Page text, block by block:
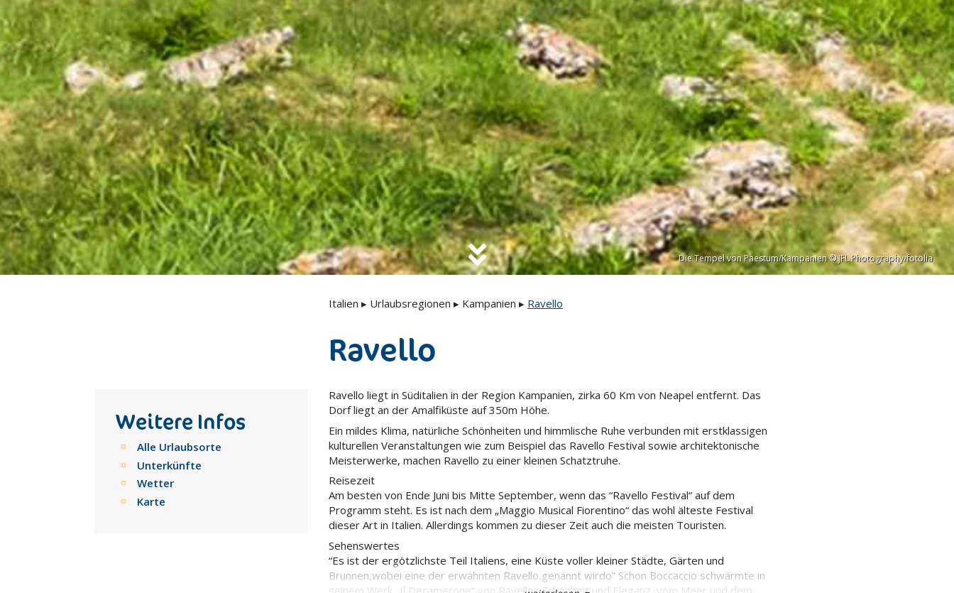
Die Tempel von Paestum/Kampanien © JFL Photography/fotolia
Italien ▸ Urlaubsregionen ▸ Kampanien ▸ Ravello
Ravello
Ravello liegt in Süditalien in der Region Kampanien, zirka 60 Km von Neapel entfernt. Das
Dorf liegt an der Amalfiküste auf 350m Höhe.
Ein mildes Klima, natürliche Schönheiten und himmlische Ruhe verbunden mit erstklassigen
kulturellen Veranstaltungen wie zum Beispiel das Ravello Festival sowie architektonische
Meisterwerke, machen Ravello zu einer kleinen Schatztruhe.
Reisezeit
Am besten von Ende Juni bis Mitte September, wenn das “Ravello Festival“ auf dem
Programm steht. Es ist nach dem „Maggio Musical Fiorentino“ das wohl älteste Festival
dieser Art in Italien. Allerdings kommen zu dieser Zeit auch die meisten Touristen.
Sehenswertes
“Es ist der ergötzlichste Teil Italiens, eine Küste voller kleiner Städte, Gärten und
Brunnen,wobei eine der erwähnten Ravello genannt wirdo” Schon Boccaccio schwärmte in
seinem Werk „Il Decamerone“ von Ravellos Schönheit und Eleganz, vom Meer und dem
Weitere Infos
Alle Urlaubsorte
Unterkünfte
Wetter
Karte